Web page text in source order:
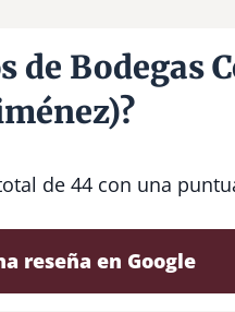
de Bodegas
de 44 con una
reseña en Google